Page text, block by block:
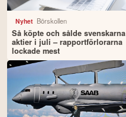
Nyhet Börskollen
Så köpte och sålde svenskarna
aktier i juli – rapportförlorarna
lockade mest